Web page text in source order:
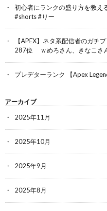
初心者にランクの盛り方を教え
#shorts #りー
【APEX】ネタ系配信者のガ
287位 ｗめろさん、きなこさ
プレデターランク 【Apex
アーカイブ
2025年11月
2025年10月
2025年9月
2025年8月